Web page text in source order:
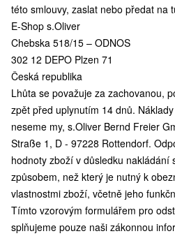
této smlouvy, zaslat nebo předat na
E-Shop s.Oliver
Chebska 518/15 – ODNOS
302 12 DEPO Plzen 71
Česká republika
Lhůta se považuje za zachovanou,
zpět před uplynutím 14 dnů.
neseme my, s.Oliver Bernd Freier
Straße 1, D - 97228 Rottendorf.
hodnoty zboží v důsledku nakládání
způsobem, než který je nutný k
vlastnostmi zboží, včetně jeho
Tímto vzorovým formulářem pro
splňujeme pouze naši zákonnou